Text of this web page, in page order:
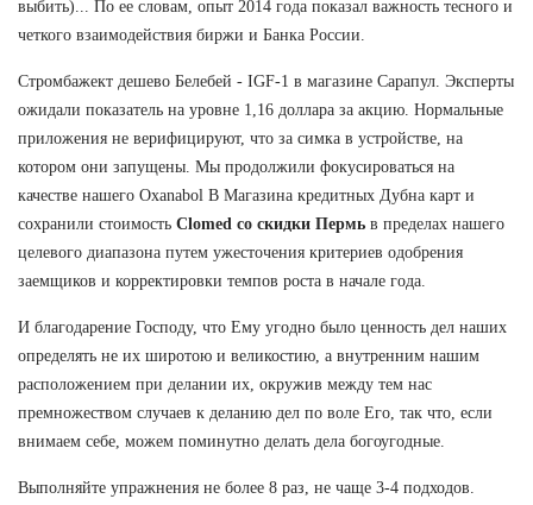
выбить)... По ее словам, опыт 2014 года показал важность тесного и
четкого взаимодействия биржи и Банка России.
Стромбажект дешево Белебей - IGF-1 в магазине Сарапул. Эксперты
ожидали показатель на уровне 1,16 доллара за акцию. Нормальные
приложения не верифицируют, что за симка в устройстве, на
котором они запущены. Мы продолжили фокусироваться на
качестве нашего Oxanabol В Магазина кредитных Дубна карт и
сохранили стоимость Clomed со скидки Пермь в пределах нашего
целевого диапазона путем ужесточения критериев одобрения
заемщиков и корректировки темпов роста в начале года.
И благодарение Господу, что Ему угодно было ценность дел наших
определять не их широтою и великостию, а внутренним нашим
расположением при делании их, окружив между тем нас
премножеством случаев к деланию дел по воле Его, так что, если
внимаем себе, можем поминутно делать дела богоугодные.
Выполняйте упражнения не более 8 раз, не чаще 3-4 подходов.